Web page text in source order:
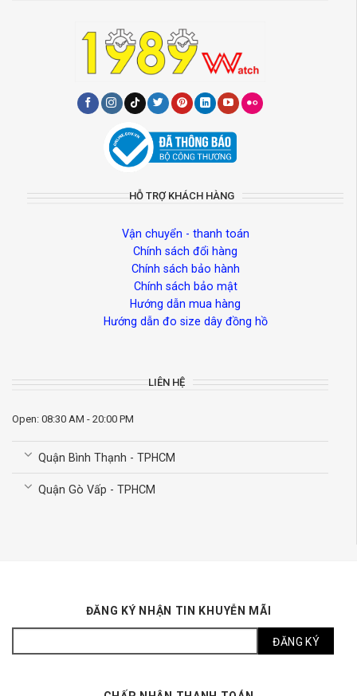
HỖ TRỢ KHÁCH HÀNG
Vận chuyển - thanh toán
Chính sách đổi hàng
Chính sách bảo hành
Chính sách bảo mật
Hướng dẫn mua hàng
Hướng dẫn đo size dây đồng hồ
LIÊN HỆ
Open: 08:30 AM - 20:00 PM
Quận Bình Thạnh - TPHCM
Quận Gò Vấp - TPHCM
ĐĂNG KÝ NHẬN TIN KHUYỄN MÃI